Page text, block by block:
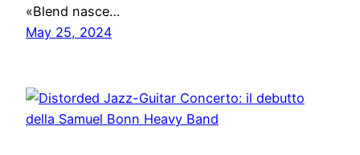
«Blend nasce…
May 25, 2024